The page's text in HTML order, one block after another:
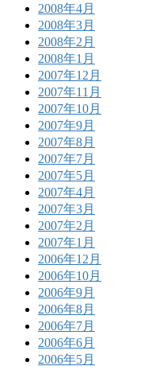
2008年4月
2008年3月
2008年2月
2008年1月
2007年12月
2007年11月
2007年10月
2007年9月
2007年8月
2007年7月
2007年5月
2007年4月
2007年3月
2007年2月
2007年1月
2006年12月
2006年10月
2006年9月
2006年8月
2006年7月
2006年6月
2006年5月